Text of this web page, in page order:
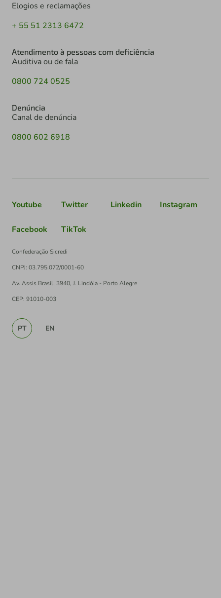
Elogios e reclamações
+ 55 51 2313 6472
Atendimento à pessoas com deficiência
Auditiva ou de fala
0800 724 0525
Denúncia
Canal de denúncia
0800 602 6918
Youtube Twitter Linkedin Instagram
Facebook TikTok
Confederação Sicredi
CNPJ: 03.795.072/0001-60
Av. Assis Brasil, 3940, J. Lindóia - Porto Alegre
CEP: 91010-003
PT EN